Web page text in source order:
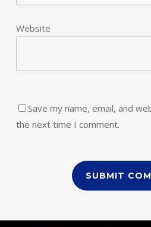
Website
Save my name, email, and
the next time I comment.